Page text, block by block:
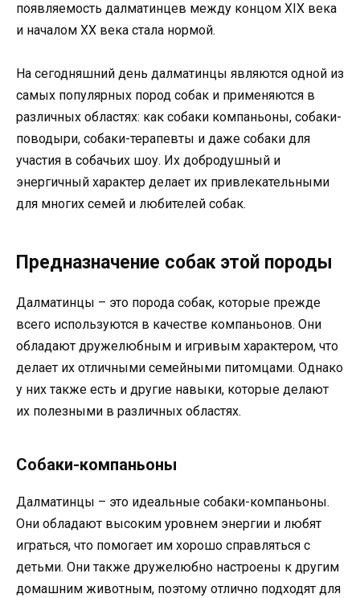
появляемость далматинцев между концом XIX века
и началом XX века стала нормой.
На сегодняшний день далматинцы являются одной из
самых популярных пород собак и применяются в
различных областях: как собаки компаньоны, собаки-
поводыри, собаки-терапевты и даже собаки для
участия в собачьих шоу. Их добродушный и
энергичный характер делает их привлекательными
для многих семей и любителей собак.
Предназначение собак этой породы
Далматинцы – это порода собак, которые прежде
всего используются в качестве компаньонов. Они
обладают дружелюбным и игривым характером, что
делает их отличными семейными питомцами. Однако
у них также есть и другие навыки, которые делают
их полезными в различных областях.
Собаки-компаньоны
Далматинцы – это идеальные собаки-компаньоны.
Они обладают высоким уровнем энергии и любят
играться, что помогает им хорошо справляться с
детьми. Они также дружелюбно настроены к другим
домашним животным, поэтому отлично подходят для